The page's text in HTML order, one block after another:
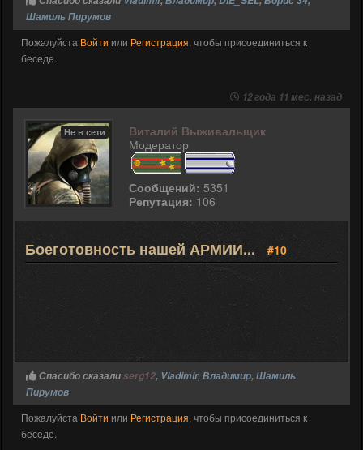
Шамиль Пирумов
Пожалуйста Войти или Регистрация, чтобы присоединиться к
беседе.
12 года 11 мес. назад
Не в сети
Виталий Выживальщик
Модератор
Сообщений: 5351
Репутация: 106
Боеготовность нашей АРМИИ... #10
Спасибо сказалиserg12, Vladimir, Владимир, Шамиль
Пирумов
Пожалуйста Войти или Регистрация, чтобы присоединиться к
беседе.